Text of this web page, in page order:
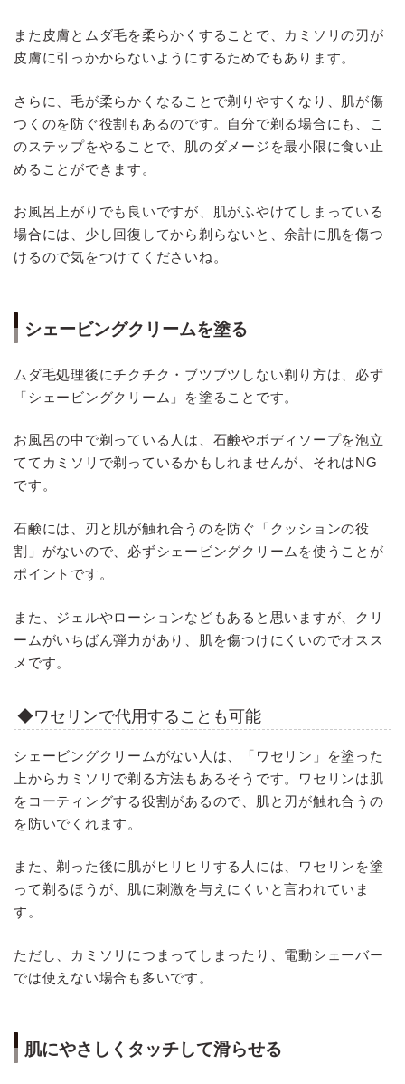
また皮膚とムダ毛を柔らかくすることで、カミソリの刃が
皮膚に引っかからないようにするためでもあります。
さらに、毛が柔らかくなることで剃りやすくなり、肌が傷
つくのを防ぐ役割もあるのです。自分で剃る場合にも、こ
のステップをやることで、肌のダメージを最小限に食い止
めることができます。
お風呂上がりでも良いですが、肌がふやけてしまっている
場合には、少し回復してから剃らないと、余計に肌を傷つ
けるので気をつけてくださいね。
シェービングクリームを塗る
ムダ毛処理後にチクチク・ブツブツしない剃り方は、必ず
「シェービングクリーム」を塗ることです。
お風呂の中で剃っている人は、石鹸やボディソープを泡立
ててカミソリで剃っているかもしれませんが、それはNG
です。
石鹸には、刃と肌が触れ合うのを防ぐ「クッションの役
割」がないので、必ずシェービングクリームを使うことが
ポイントです。
また、ジェルやローションなどもあると思いますが、クリ
ームがいちばん弾力があり、肌を傷つけにくいのでオスス
メです。
◆ワセリンで代用することも可能
シェービングクリームがない人は、「ワセリン」を塗った
上からカミソリで剃る方法もあるそうです。ワセリンは肌
をコーティングする役割があるので、肌と刃が触れ合うの
を防いでくれます。
また、剃った後に肌がヒリヒリする人には、ワセリンを塗
って剃るほうが、肌に刺激を与えにくいと言われていま
す。
ただし、カミソリにつまってしまったり、電動シェーバー
では使えない場合も多いです。
肌にやさしくタッチして滑らせる